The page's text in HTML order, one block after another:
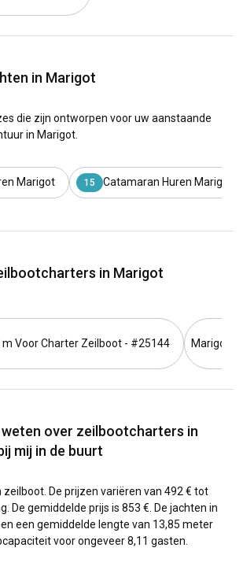
in Marigot
die zijn ontworpen voor uw aanstaande
in Marigot.
Marigot 15 Catamaran Huren Marigot
in Marigot
m Voor Charter Zeilboot - #25144 Marigot
weten over zeilbootcharters in
mij in de buurt
De prijzen variëren van 492 € tot
De gemiddelde prijs is 853 €. De jachten in
een gemiddelde lengte van 13,85 meter
voor ongeveer 8,11 gasten.